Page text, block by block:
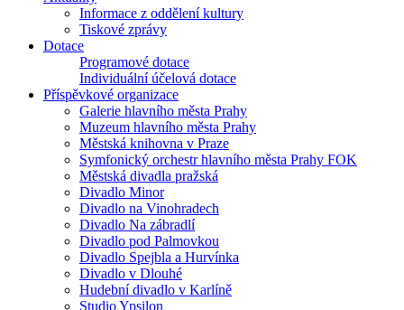
Informace z oddělení kultury
Tiskové zprávy
Dotace
Programové dotace
Individuální účelová dotace
Příspěvkové organizace
Galerie hlavního města Prahy
Muzeum hlavního města Prahy
Městská knihovna v Praze
Symfonický orchestr hlavního města Prahy FOK
Městská divadla pražská
Divadlo Minor
Divadlo na Vinohradech
Divadlo Na zábradlí
Divadlo pod Palmovkou
Divadlo Spejbla a Hurvínka
Divadlo v Dlouhé
Hudební divadlo v Karlíně
Studio Ypsilon